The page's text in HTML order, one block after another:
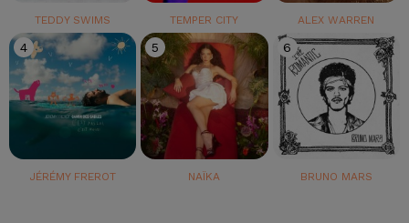
TEDDY SWIMS TEMPER CITY ALEX WARREN
4
JÉRÉMY FREROT
5
NAÏKA
6
BRUNO MARS